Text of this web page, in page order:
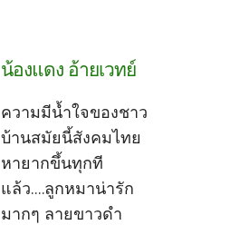
น้องแดง อ้ายเวทย์
ความมีน้ำใจของชาว
บ้านสมัยนี้สังคมไทย
หายากขึ้นทุกที
แล้ว....ลูกหมาน่ารัก
มากๆ ลายขาวดำ